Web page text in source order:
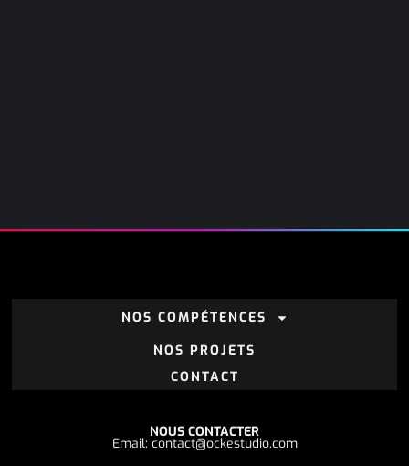
NOS COMPÉTENCES
NOS PROJETS
CONTACT
NOUS CONTACTER
Email: contact@ockestudio.com